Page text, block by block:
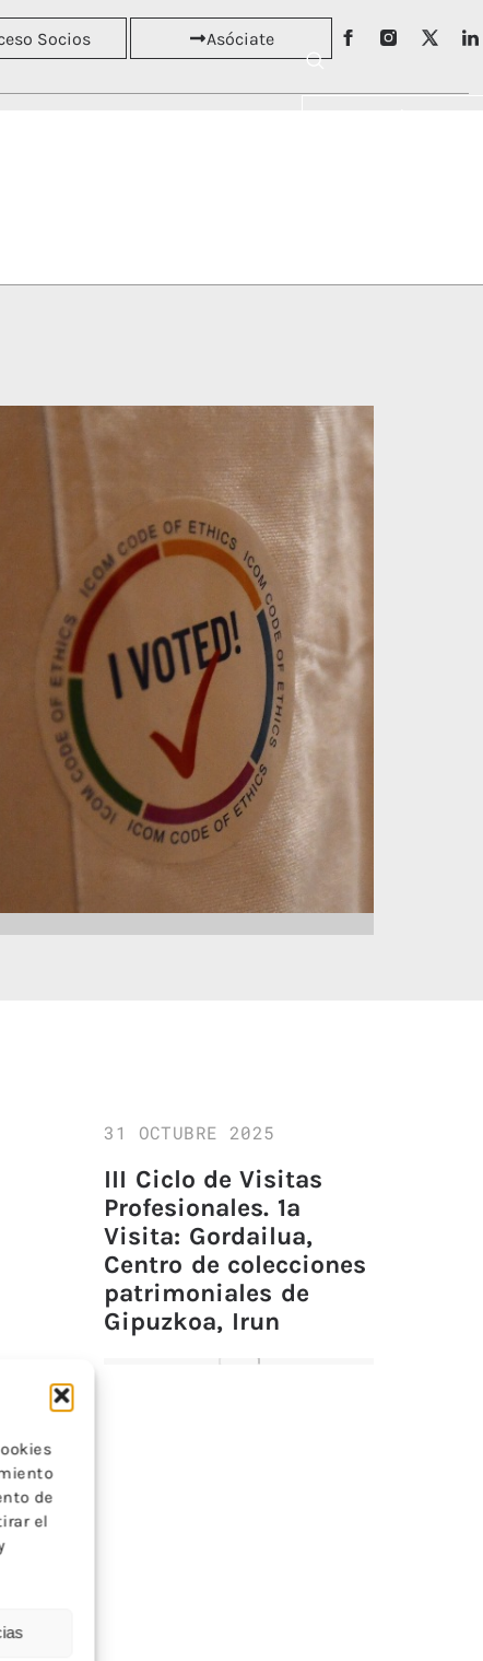
de
el
Socios Asóciate
31 OCTUBRE 2025
III Ciclo de Visitas
Profesionales. 1ª
Visita: Gordailua,
Centro de colecciones
patrimoniales de
Gipuzkoa, Irun